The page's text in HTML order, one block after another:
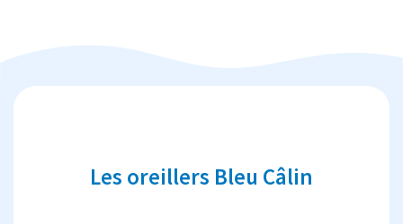
Les oreillers Bleu Câlin